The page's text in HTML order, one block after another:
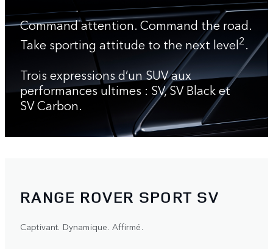
Command attention. Command the road.
Take sporting attitude to the next level2.
Trois expressions d’un SUV aux
performances ultimes : SV, SV Black et
SV Carbon.
RANGE ROVER SPORT SV
Captivant. Dynamique. Affirmé.